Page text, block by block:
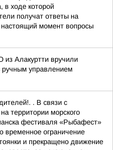
в ходе которой
получат ответы на
настоящий момент вопросы
из Алакуртти вручили
ручным управлением
. В связи с
территории морского
фестиваля «Рыбафест»
временное ограничение
и прекращено движение